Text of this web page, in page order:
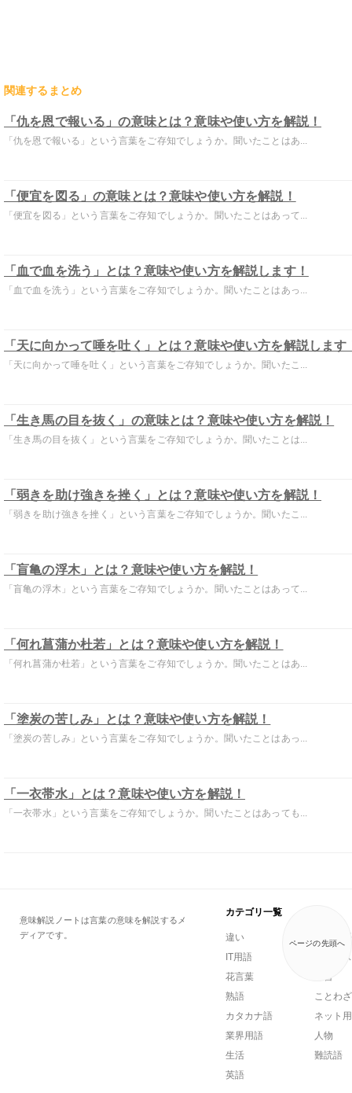
関連するまとめ
「仇を恩で報いる」の意味とは？意味や使い方を解説！
「仇を恩で報いる」という言葉をご存知でしょうか。聞いたことはあ...
「便宜を図る」の意味とは？意味や使い方を解説！
「便宜を図る」という言葉をご存知でしょうか。聞いたことはあって...
「血で血を洗う」とは？意味や使い方を解説します！
「血で血を洗う」という言葉をご存知でしょうか。聞いたことはあっ...
「天に向かって唾を吐く」とは？意味や使い方を解説します
「天に向かって唾を吐く」という言葉をご存知でしょうか。聞いたこ...
「生き馬の目を抜く」の意味とは？意味や使い方を解説！
「生き馬の目を抜く」という言葉をご存知でしょうか。聞いたことは...
「弱きを助け強きを挫く」とは？意味や使い方を解説！
「弱きを助け強きを挫く」という言葉をご存知でしょうか。聞いたこ...
「盲亀の浮木」とは？意味や使い方を解説！
「盲亀の浮木」という言葉をご存知でしょうか。聞いたことはあって...
「何れ菖蒲か杜若」とは？意味や使い方を解説！
「何れ菖蒲か杜若」という言葉をご存知でしょうか。聞いたことはあ...
「塗炭の苦しみ」とは？意味や使い方を解説！
「塗炭の苦しみ」という言葉をご存知でしょうか。聞いたことはあっ...
「一衣帯水」とは？意味や使い方を解説！
「一衣帯水」という言葉をご存知でしょうか。聞いたことはあっても...
ページの先頭へ
意味解説ノートは言葉の意味を解説するメ
ディアです。
カテゴリ一覧
違い
一般用語
IT用語
ビジネ
花言葉
方言
熟語
ことわ
カタカナ語
ネット
業界用語
人物
生活
難読語
英語